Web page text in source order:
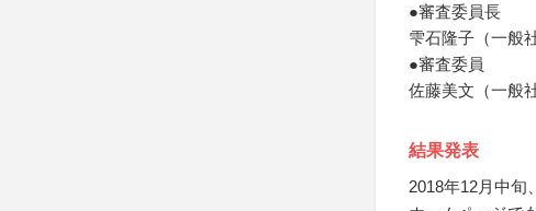
●審査委員長
雫石隆子（一般
●審査委員
佐藤美文（一般
結果発表
2018年12月中旬